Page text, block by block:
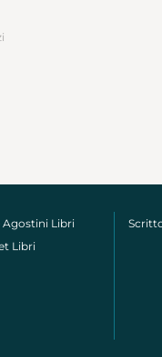
Agostini Libri
Libri